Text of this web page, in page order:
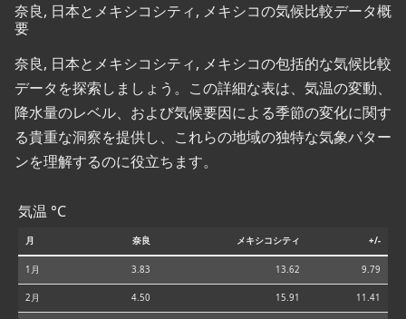
奈良, 日本とメキシコシティ, メキシコの気候比較データ概
要
奈良, 日本とメキシコシティ, メキシコの包括的な気候比較
データを探索しましょう。この詳細な表は、気温の変動、
降水量のレベル、および気候要因による季節の変化に関す
る貴重な洞察を提供し、これらの地域の独特な気象パター
ンを理解するのに役立ちます。
気温 °C
月 奈良 メキシコシティ +/-
1月 3.83 13.62 9.79
2月 4.50 15.91 11.41